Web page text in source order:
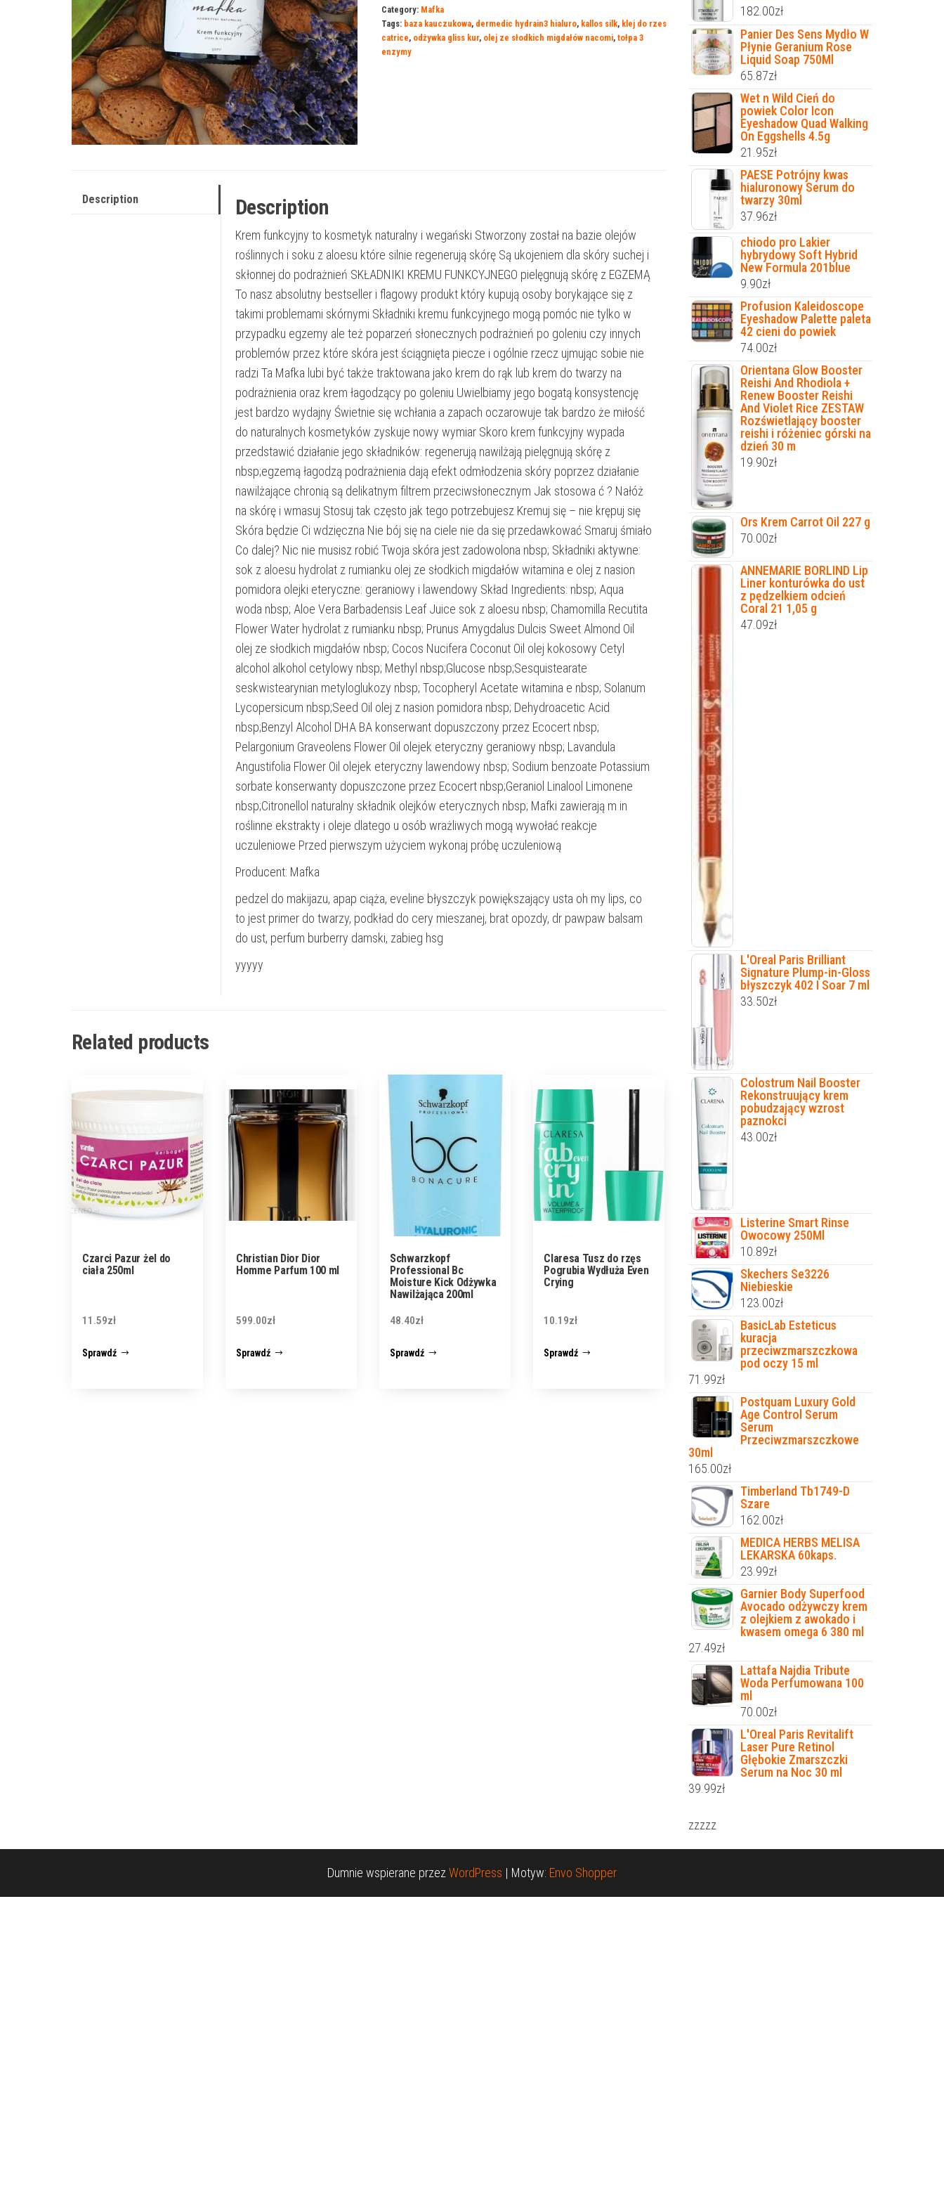
Category: Mafka
Tags: baza kauczukowa, dermedic hydrain3 hialuro, kallos silk, klej do rzes
catrice, odżywka gliss kur, olej ze słodkich migdałów nacomi, tołpa 3
enzymy
Description Description
Krem funkcyjny to kosmetyk naturalny i wegański Stworzony został na bazie olejów
roślinnych i soku z aloesu które silnie regenerują skórę Są ukojeniem dla skóry suchej i
skłonnej do podrażnień SKŁADNIKI KREMU FUNKCYJNEGO pielęgnują skórę z EGZEMĄ
To nasz absolutny bestseller i flagowy produkt który kupują osoby borykające się z
takimi problemami skórnymi Składniki kremu funkcyjnego mogą pomóc nie tylko w
przypadku egzemy ale też poparzeń słonecznych podrażnień po goleniu czy innych
problemów przez które skóra jest ściągnięta piecze i ogólnie rzecz ujmując sobie nie
radzi Ta Mafka lubi być także traktowana jako krem do rąk lub krem do twarzy na
podrażnienia oraz krem łagodzący po goleniu Uwielbiamy jego bogatą konsystencję
jest bardzo wydajny Świetnie się wchłania a zapach oczarowuje tak bardzo że miłość
do naturalnych kosmetyków zyskuje nowy wymiar Skoro krem funkcyjny wypada
przedstawić działanie jego składników: regenerują nawilżają pielęgnują skórę z
nbsp;egzemą łagodzą podrażnienia dają efekt odmłodzenia skóry poprzez działanie
nawilżające chronią są delikatnym filtrem przeciwsłonecznym Jak stosowa ć ? Nałóż
na skórę i wmasuj Stosuj tak często jak tego potrzebujesz Kremuj się – nie krępuj się
Skóra będzie Ci wdzięczna Nie bój się na ciele nie da się przedawkować Smaruj śmiało
Co dalej? Nic nie musisz robić Twoja skóra jest zadowolona nbsp; Składniki aktywne:
sok z aloesu hydrolat z rumianku olej ze słodkich migdałów witamina e olej z nasion
pomidora olejki eteryczne: geraniowy i lawendowy Skład Ingredients: nbsp; Aqua
woda nbsp; Aloe Vera Barbadensis Leaf Juice sok z aloesu nbsp; Chamomilla Recutita
Flower Water hydrolat z rumianku nbsp; Prunus Amygdalus Dulcis Sweet Almond Oil
olej ze słodkich migdałów nbsp; Cocos Nucifera Coconut Oil olej kokosowy Cetyl
alcohol alkohol cetylowy nbsp; Methyl nbsp;Glucose nbsp;Sesquistearate
seskwistearynian metyloglukozy nbsp; Tocopheryl Acetate witamina e nbsp; Solanum
Lycopersicum nbsp;Seed Oil olej z nasion pomidora nbsp; Dehydroacetic Acid
nbsp;Benzyl Alcohol DHA BA konserwant dopuszczony przez Ecocert nbsp;
Pelargonium Graveolens Flower Oil olejek eteryczny geraniowy nbsp; Lavandula
Angustifolia Flower Oil olejek eteryczny lawendowy nbsp; Sodium benzoate Potassium
sorbate konserwanty dopuszczone przez Ecocert nbsp;Geraniol Linalool Limonene
nbsp;Citronellol naturalny składnik olejków eterycznych nbsp; Mafki zawierają m in
roślinne ekstrakty i oleje dlatego u osób wrażliwych mogą wywołać reakcje
uczuleniowe Przed pierwszym użyciem wykonaj próbę uczuleniową
Producent: Mafka
pedzel do makijazu, apap ciąża, eveline błyszczyk powiększający usta oh my lips, co
to jest primer do twarzy, podkład do cery mieszanej, brat opozdy, dr pawpaw balsam
do ust, perfum burberry damski, zabieg hsg
yyyyy
Related products
Czarci Pazur żel do
ciała 250ml
11.59zł
Sprawdź
Christian Dior Dior
Homme Parfum 100 ml
599.00zł
Sprawdź
Schwarzkopf
Professional Bc
Moisture Kick Odżywka
Nawilżająca 200ml
48.40zł
Sprawdź
Claresa Tusz do rzęs
Pogrubia Wydłuża Even
Crying
10.19zł
Sprawdź
182.00zł
Panier Des Sens Mydło W
Płynie Geranium Rose
Liquid Soap 750Ml
65.87zł
Wet n Wild Cień do
powiek Color Icon
Eyeshadow Quad Walking
On Eggshells 4.5g
21.95zł
PAESE Potrójny kwas
hialuronowy Serum do
twarzy 30ml
37.96zł
chiodo pro Lakier
hybrydowy Soft Hybrid
New Formula 201blue
9.90zł
Profusion Kaleidoscope
Eyeshadow Palette paleta
42 cieni do powiek
74.00zł
Orientana Glow Booster
Reishi And Rhodiola +
Renew Booster Reishi
And Violet Rice ZESTAW
Rozświetlający booster
reishi i różeniec górski na
dzień 30 m
19.90zł
Ors Krem Carrot Oil 227 g
70.00zł
ANNEMARIE BORLIND Lip
Liner konturówka do ust
z pędzelkiem odcień
Coral 21 1,05 g
47.09zł
L'Oreal Paris Brilliant
Signature Plump-in-Gloss
błyszczyk 402 I Soar 7 ml
33.50zł
Colostrum Nail Booster
Rekonstruujący krem
pobudzający wzrost
paznokci
43.00zł
Listerine Smart Rinse
Owocowy 250Ml
10.89zł
Skechers Se3226
Niebieskie
123.00zł
BasicLab Esteticus
kuracja
przeciwzmarszczkowa
pod oczy 15 ml
71.99zł
Postquam Luxury Gold
Age Control Serum
Serum
Przeciwzmarszczkowe
30ml
165.00zł
Timberland Tb1749-D
Szare
162.00zł
MEDICA HERBS MELISA
LEKARSKA 60kaps.
23.99zł
Garnier Body Superfood
Avocado odżywczy krem
z olejkiem z awokado i
kwasem omega 6 380 ml
27.49zł
Lattafa Najdia Tribute
Woda Perfumowana 100
ml
70.00zł
L'Oreal Paris Revitalift
Laser Pure Retinol
Głębokie Zmarszczki
Serum na Noc 30 ml
39.99zł
zzzzz
Dumnie wspierane przez WordPress | Motyw: Envo Shopper